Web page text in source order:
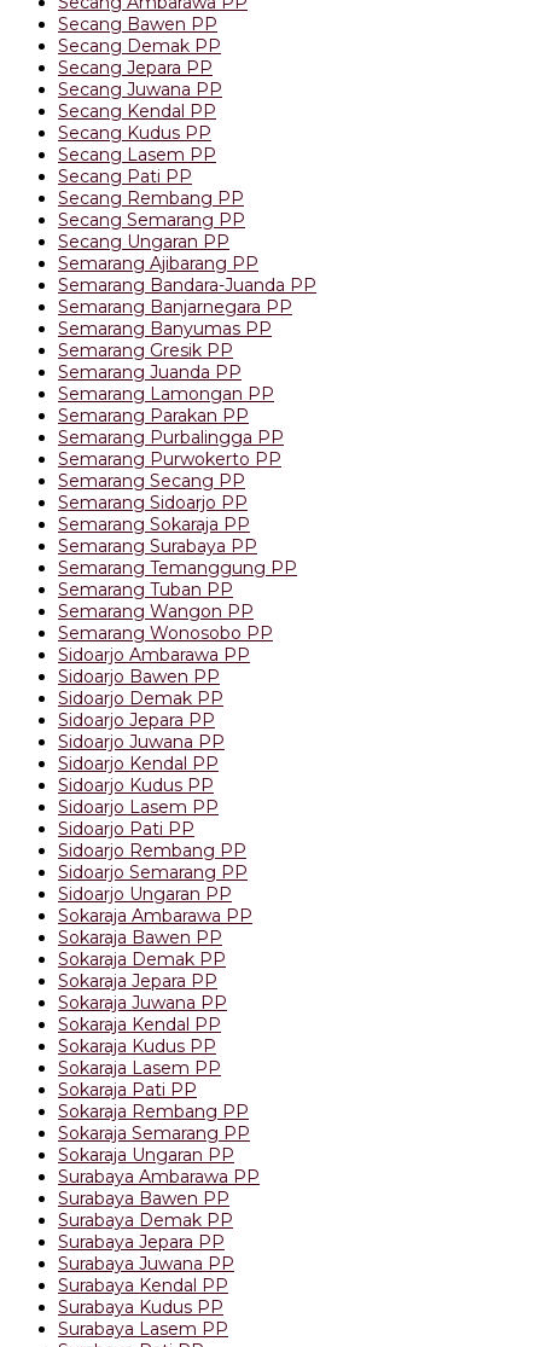
Secang Bawen PP
Secang Demak PP
Secang Jepara PP
Secang Juwana PP
Secang Kendal PP
Secang Kudus PP
Secang Lasem PP
Secang Pati PP
Secang Rembang PP
Secang Semarang PP
Secang Ungaran PP
Semarang Ajibarang PP
Semarang Bandara-Juanda PP
Semarang Banjarnegara PP
Semarang Banyumas PP
Semarang Gresik PP
Semarang Juanda PP
Semarang Lamongan PP
Semarang Parakan PP
Semarang Purbalingga PP
Semarang Purwokerto PP
Semarang Secang PP
Semarang Sidoarjo PP
Semarang Sokaraja PP
Semarang Surabaya PP
Semarang Temanggung PP
Semarang Tuban PP
Semarang Wangon PP
Semarang Wonosobo PP
Sidoarjo Ambarawa PP
Sidoarjo Bawen PP
Sidoarjo Demak PP
Sidoarjo Jepara PP
Sidoarjo Juwana PP
Sidoarjo Kendal PP
Sidoarjo Kudus PP
Sidoarjo Lasem PP
Sidoarjo Pati PP
Sidoarjo Rembang PP
Sidoarjo Semarang PP
Sidoarjo Ungaran PP
Sokaraja Ambarawa PP
Sokaraja Bawen PP
Sokaraja Demak PP
Sokaraja Jepara PP
Sokaraja Juwana PP
Sokaraja Kendal PP
Sokaraja Kudus PP
Sokaraja Lasem PP
Sokaraja Pati PP
Sokaraja Rembang PP
Sokaraja Semarang PP
Sokaraja Ungaran PP
Surabaya Ambarawa PP
Surabaya Bawen PP
Surabaya Demak PP
Surabaya Jepara PP
Surabaya Juwana PP
Surabaya Kendal PP
Surabaya Kudus PP
Surabaya Lasem PP